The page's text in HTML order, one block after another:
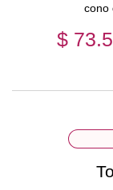
cono
$